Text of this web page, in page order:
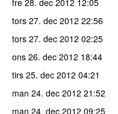
tors 27. dec 2012 22:56
tors 27. dec 2012 02:25
ons 26. dec 2012 18:44
tirs 25. dec 2012 04:21
man 24. dec 2012 21:52
man 24. dec 2012 09:25